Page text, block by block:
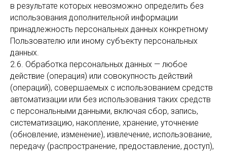
в результате которых невозможно определить без
использования дополнительной информации
принадлежность персональных данных конкретному
Пользователю или иному субъекту персональных
данных.
2.6. Обработка персональных данных — любое
действие (операция) или совокупность действий
(операций), совершаемых с использованием средств
автоматизации или без использования таких средств
с персональными данными, включая сбор, запись,
систематизацию, накопление, хранение, уточнение
(обновление, изменение), извлечение, использование,
передачу (распространение, предоставление, доступ),